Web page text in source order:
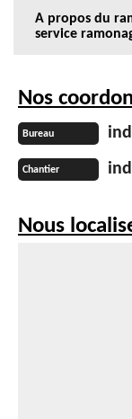
A propos du
service
Nos
Bureau
Chantier
Nous